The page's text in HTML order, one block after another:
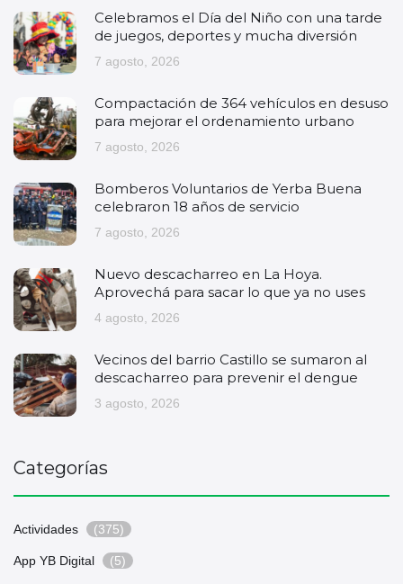
Celebramos el Día del Niño con una tarde
de juegos, deportes y mucha diversión
7 agosto, 2026
Compactación de 364 vehículos en desuso
para mejorar el ordenamiento urbano
7 agosto, 2026
Bomberos Voluntarios de Yerba Buena
celebraron 18 años de servicio
7 agosto, 2026
Nuevo descacharreo en La Hoya.
Aprovechá para sacar lo que ya no uses
4 agosto, 2026
Vecinos del barrio Castillo se sumaron al
descacharreo para prevenir el dengue
3 agosto, 2026
Categorías
Actividades (375)
App YB Digital (5)